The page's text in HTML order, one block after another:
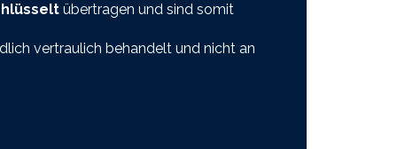
übertragen und sind somit
vertraulich behandelt und nicht an